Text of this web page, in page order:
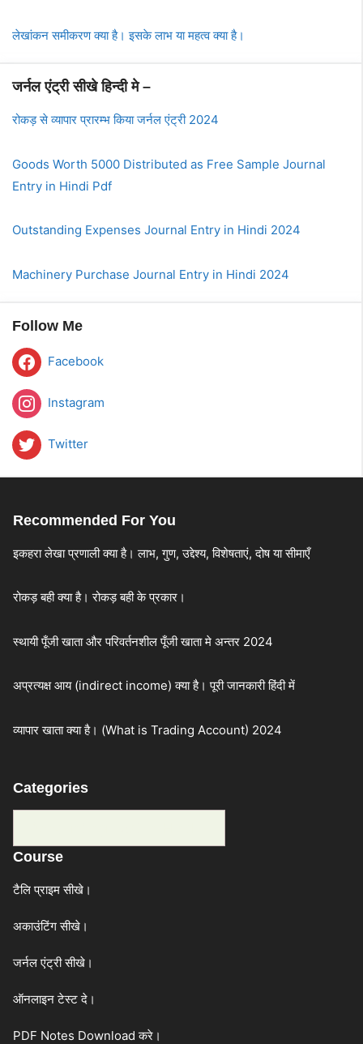
लेखांकन समीकरण क्या है। इसके लाभ या महत्व क्या है।
जर्नल एंट्री सीखे हिन्दी मे –
रोकड़ से व्यापार प्रारम्भ किया जर्नल एंट्री 2024
Goods Worth 5000 Distributed as Free Sample Journal
Entry in Hindi Pdf
Outstanding Expenses Journal Entry in Hindi 2024
Machinery Purchase Journal Entry in Hindi 2024
Follow Me
Facebook
Instagram
Twitter
Recommended For You
इकहरा लेखा प्रणाली क्या है। लाभ, गुण, उद्देश्य, विशेषताएं, दोष या सीमाएँ
रोकड़ बही क्या है। रोकड़ बही के प्रकार।
स्थायी पूँजी खाता और परिवर्तनशील पूँजी खाता मे अन्तर 2024
अप्रत्यक्ष आय (indirect income) क्या है। पूरी जानकारी हिंदी में
व्यापार खाता क्या है। (What is Trading Account) 2024
Categories
Course
टैलि प्राइम सीखे।
अकाउंटिंग सीखे।
जर्नल एंट्री सीखे।
ऑनलाइन टेस्ट दे।
PDF Notes Download करे।